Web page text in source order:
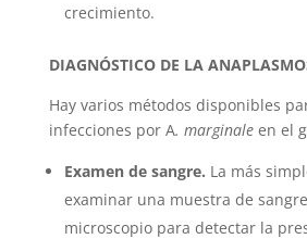
crecimiento.
DIAGNÓSTICO DE LA
Hay varios métodos disponibles
infecciones por A. marginaleen el
Examen de sangre. La más
examinar una muestra de
microscopio para detectar la